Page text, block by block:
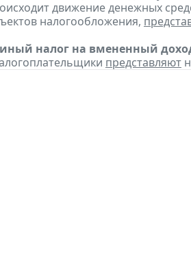
движение денежных
налогообложения,
налог на вмененный
представляют